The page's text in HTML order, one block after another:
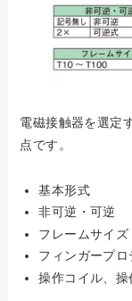
電磁接触器を選定
点です。
基本形式
非可逆・可逆
フレームサイズ
フィンガープロ
操作コイル、